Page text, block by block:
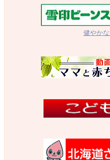
健やか